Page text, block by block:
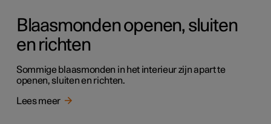
Blaasmonden openen, sluiten
en richten
Sommige blaasmonden in het interieur zijn apart te
openen, sluiten en richten.
Lees meer